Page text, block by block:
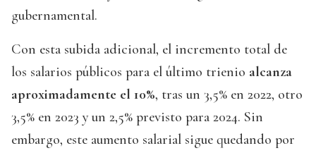
gubernamental.
Con esta subida adicional, el incremento total de
los salarios públicos para el último trienio alcanza
aproximadamente el 10%, tras un 3,5% en 2022, otro
3,5% en 2023 y un 2,5% previsto para 2024. Sin
embargo, este aumento salarial sigue quedando por